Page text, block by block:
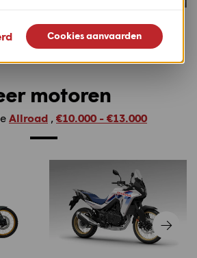
Pyreneeën & Frankrijk
19 mei 2016
motoren
Allroad €10.000 - €13.000
Cookies aanvaarden